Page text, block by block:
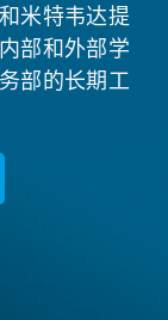
米特韦达提
部和外部学
部的长期工